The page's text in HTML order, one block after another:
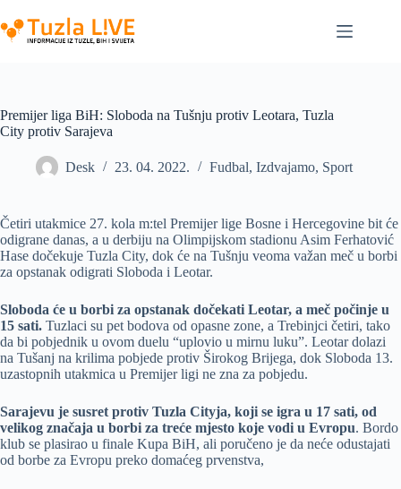
to
content
Premijer liga BiH: Sloboda na Tušnju protiv Leotara, Tuzla
City protiv Sarajeva
Desk 23. 04. 2022. Fudbal, Izdvajamo, Sport
Četiri utakmice 27. kola m:tel Premijer lige Bosne i Hercegovine bit će
odigrane danas, a u derbiju na Olimpijskom stadionu Asim Ferhatović
Hase dočekuje Tuzla City, dok će na Tušnju veoma važan meč u borbi
za opstanak odigrati Sloboda i Leotar.
Sloboda će u borbi za opstanak dočekati Leotar, a meč počinje u
15 sati. Tuzlaci su pet bodova od opasne zone, a Trebinjci četiri, tako
da bi pobjednik u ovom duelu “uplovio u mirnu luku”. Leotar dolazi
na Tušanj na krilima pobjede protiv Širokog Brijega, dok Sloboda 13.
uzastopnih utakmica u Premijer ligi ne zna za pobjedu.
Sarajevu je susret protiv Tuzla Cityja, koji se igra u 17 sati, od
velikog značaja u borbi za treće mjesto koje vodi u Evropu. Bordo
klub se plasirao u finale Kupa BiH, ali poručeno je da neće odustajati
od borbe za Evropu preko domaćeg prvenstva,